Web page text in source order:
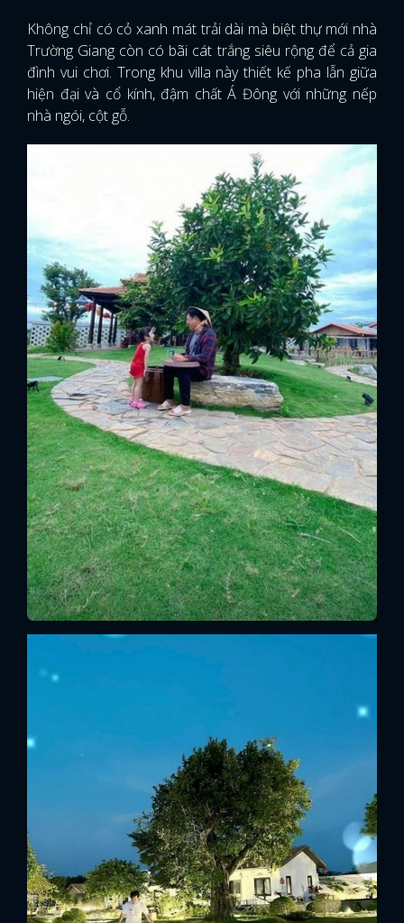
Không chỉ có cỏ xanh mát trải dài mà biệt thự mới nhà
Trường Giang còn có bãi cát trắng siêu rộng để cả gia
đình vui chơi. Trong khu villa này thiết kế pha lẫn giữa
hiện đại và cổ kính, đậm chất Á Đông với những nếp
nhà ngói, cột gỗ.